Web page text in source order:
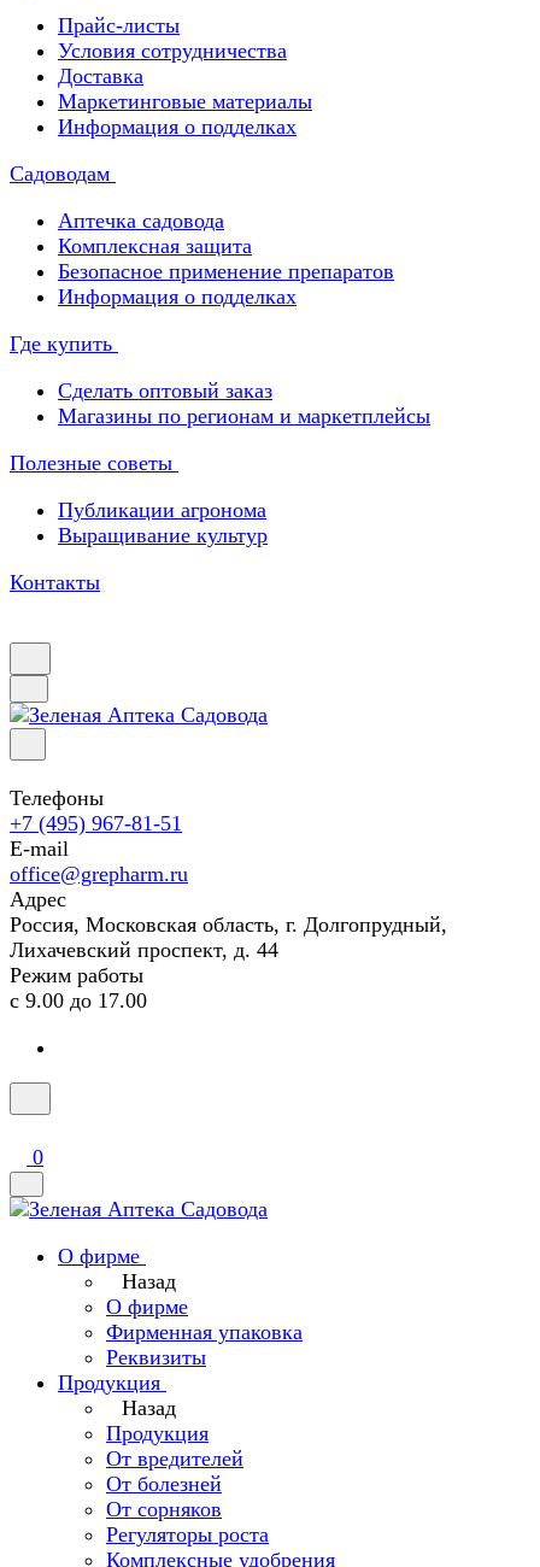
Прайс-листы
Условия сотрудничества
Доставка
Маркетинговые материалы
Информация о подделках
Садоводам
Аптечка садовода
Комплексная защита
Безопасное применение препаратов
Информация о подделках
Где купить
Сделать оптовый заказ
Магазины по регионам и маркетплейсы
Полезные советы
Публикации агронома
Выращивание культур
Контакты
Телефоны
+7 (495) 967-81-51
E-mail
office@grepharm.ru
Адрес
Россия, Московская область, г. Долгопрудный,
Лихачевский проспект, д. 44
Режим работы
с 9.00 до 17.00
0
О фирме
Назад
О фирме
Фирменная упаковка
Реквизиты
Продукция
Назад
Продукция
От вредителей
От болезней
От сорняков
Регуляторы роста
Комплексные удобрения